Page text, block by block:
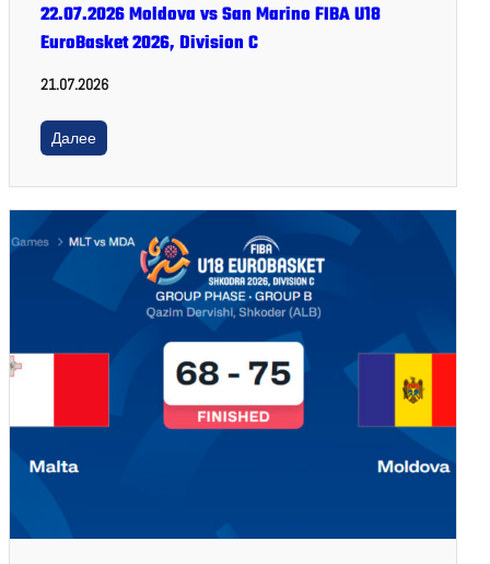
22.07.2026 Moldova vs San Marino FIBA U18
EuroBasket 2026, Division C
21.07.2026
Далее